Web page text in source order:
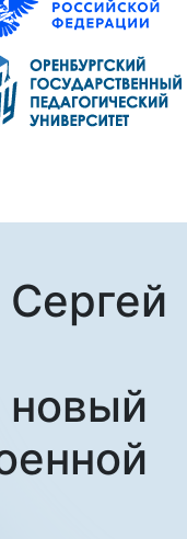
новый